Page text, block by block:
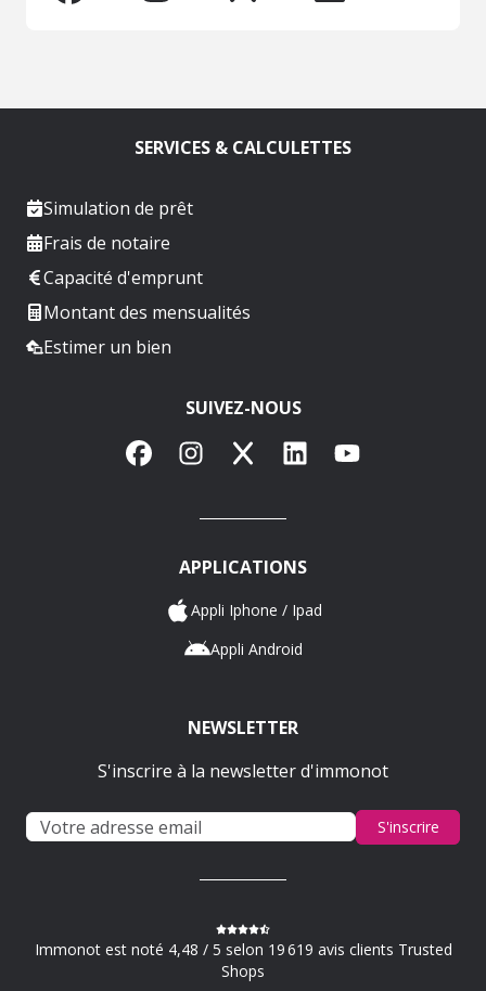
SERVICES & CALCULETTES
Simulation de prêt
Frais de notaire
Capacité d'emprunt
Montant des mensualités
Estimer un bien
SUIVEZ-NOUS
FacebookInstagram
X LinkedInYouTube
APPLICATIONS
Appli Iphone / Ipad
Appli Android
NEWSLETTER
S'inscrire à la newsletter d'immonot
S'inscrire
Immonot est noté 4,48 / 5 selon 19 619 avis clients Trusted
Shops